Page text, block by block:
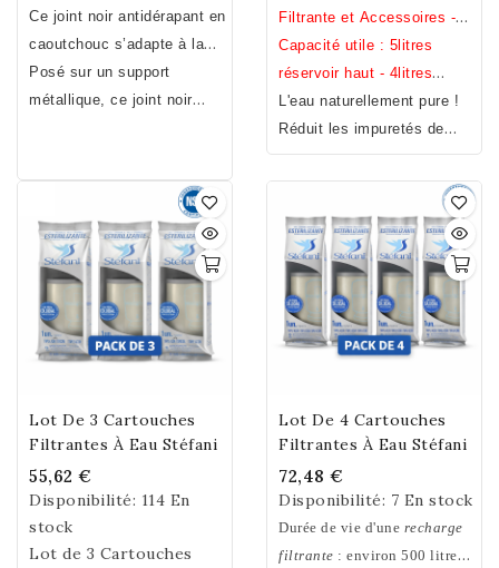
Ce joint noir antidérapant en
caoutchouc s’adapte à la
base du compartiment
inférieur de votre fontaine
attention au diamètre
choisi. Diamètre 24 cm.
Posé sur un support
métallique, ce joint noir
(conductivité électrique,
incompatibilité métallique).
Filtrante et Accessoires -
Hauteur 41 cm / Diamètre
27 cm / Poids 1.8 kg (avec
cartouche, robinet et
clapet).
Capacité utile : 5litres
réservoir haut - 4litres
réservoir bas.
L'eau naturellement pure !
Réduit les impuretés de
l'eau – Filtre à eau
Economique - Durabilité et
écologique garanti Sans
Bisphénol A, S et F
Lot De 3 Cartouches
Filtrantes À Eau Stéfani
55,62 €
Disponibilité: 114 En
stock
Lot de 3 Cartouches
Lot De 4 Cartouches
Filtrantes À Eau Stéfani
72,48 €
Disponibilité: 7 En stock
Durée de vie d'une recharge
filtrante : environ 500 litres.